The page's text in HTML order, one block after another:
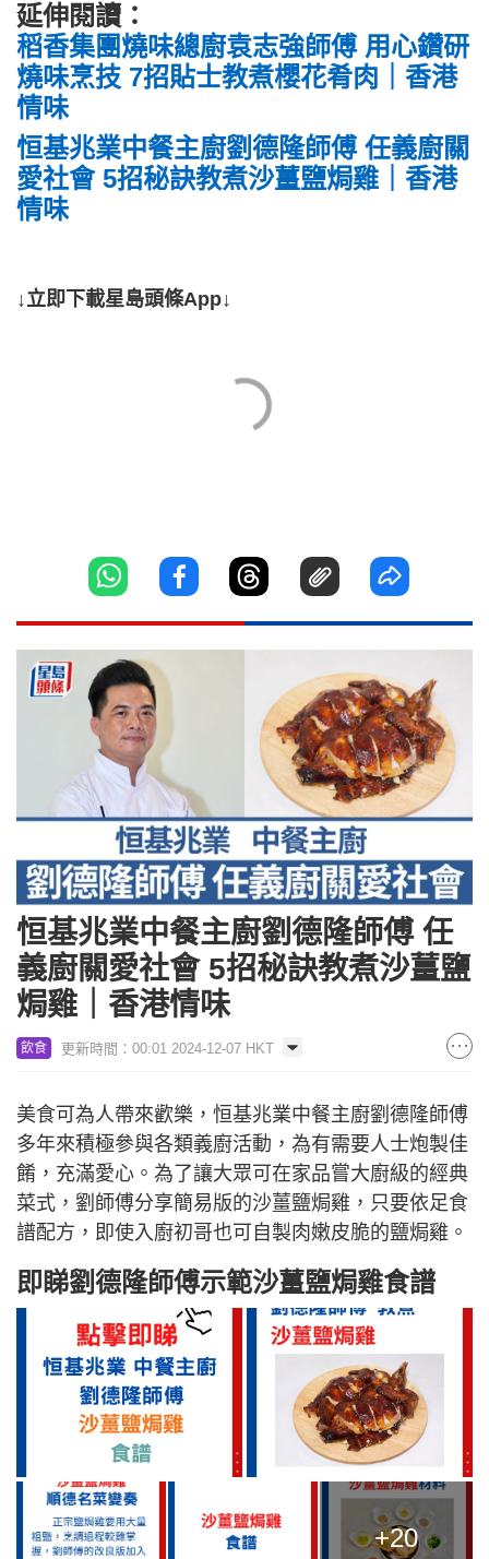
延伸閱讀：
稻香集團燒味總廚袁志強師傅 用心鑽研
燒味烹技 7招貼士教煮櫻花肴肉｜香港
情味
恒基兆業中餐主廚劉德隆師傅 任義廚關
愛社會 5招秘訣教煮沙薑鹽焗雞｜香港
情味
↓立即下載星島頭條App↓
恒基兆業中餐主廚劉德隆師傅 任
義廚關愛社會 5招秘訣教煮沙薑鹽
焗雞｜香港情味
飲食 更新時間：00:01 2024-12-07 HKT
美食可為人帶來歡樂，恒基兆業中餐主廚劉德隆師傅
多年來積極參與各類義廚活動，為有需要人士炮製佳
餚，充滿愛心。為了讓大眾可在家品嘗大廚級的經典
菜式，劉師傅分享簡易版的沙薑鹽焗雞，只要依足食
譜配方，即使入廚初哥也可自製肉嫩皮脆的鹽焗雞。
即睇劉德隆師傅示範沙薑鹽焗雞食譜
+20